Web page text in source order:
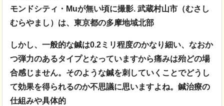
モンドシティ・Muが無い頃に撮影. 武蔵村山市（むさし
むらやまし）は、東京都の多摩地域北部
しかし、一般的な鍼は0.2ミリ程度のかなり細い、なおか
つ弾力のあるタイプとなっていますから痛みは殆どの場
合感じません。そのような鍼を刺していくことでどうし
て効果を得られるのか不思議に思いますよね。鍼治療の
仕組みや具体的